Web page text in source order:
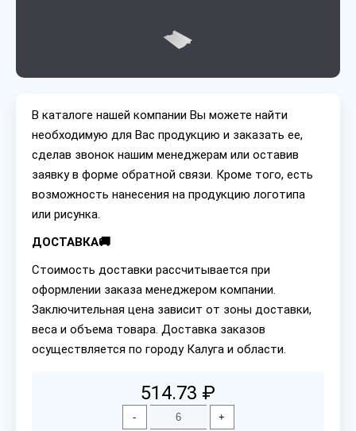
В каталоге нашей компании Вы можете найти
необходимую для Вас продукцию и заказать ее,
сделав звонок нашим менеджерам или оставив
заявку в форме обратной связи. Кроме того, есть
возможность нанесения на продукцию логотипа
или рисунка.
ДОСТАВКА🚚
Стоимость доставки рассчитывается при
оформлении заказа менеджером компании.
Заключительная цена зависит от зоны доставки,
веса и объема товара. Доставка заказов
осуществляется по городу Калуга и области.
514.73 ₽
- +